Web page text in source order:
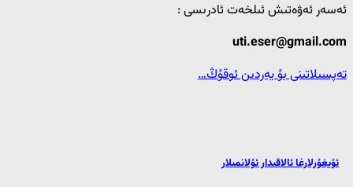
ئەسەر ئەۋەتىش ئىلخەت ئادرىسى :
uti.eser@gmail.com
تەپسىلاتىنى بۇ يەردىن ئوقۇڭ…
ئۇيغۇرلارغا ئالاقىدار ئۇلانمىلار